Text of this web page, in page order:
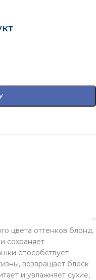
цвета оттенков блонд.
сохраняет
способствует
возвращает блеск
и увлажняет сухие,